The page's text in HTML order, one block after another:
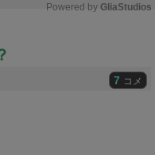
Powered by GliaStudios
7 コメ